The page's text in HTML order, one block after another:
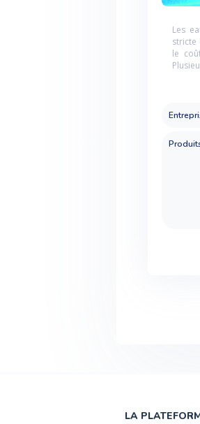
Les
stricte
le
LA